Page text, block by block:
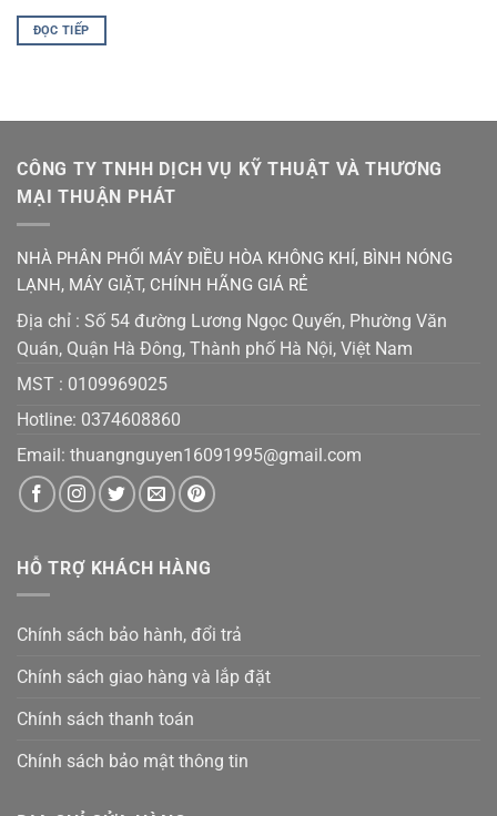
ĐỌC TIẾP
CÔNG TY TNHH DỊCH VỤ KỸ THUẬT VÀ THƯƠNG
MẠI THUẬN PHÁT
NHÀ PHÂN PHỐI MÁY ĐIỀU HÒA KHÔNG KHÍ, BÌNH NÓNG
LẠNH, MÁY GIẶT, CHÍNH HÃNG GIÁ RẺ
Địa chỉ : Số 54 đường Lương Ngọc Quyến, Phường Văn
Quán, Quận Hà Đông, Thành phố Hà Nội, Việt Nam
MST : 0109969025
Hotline: 0374608860
Email: thuangnguyen16091995@gmail.com
HỖ TRỢ KHÁCH HÀNG
Chính sách bảo hành, đổi trả
Chính sách giao hàng và lắp đặt
Chính sách thanh toán
Chính sách bảo mật thông tin